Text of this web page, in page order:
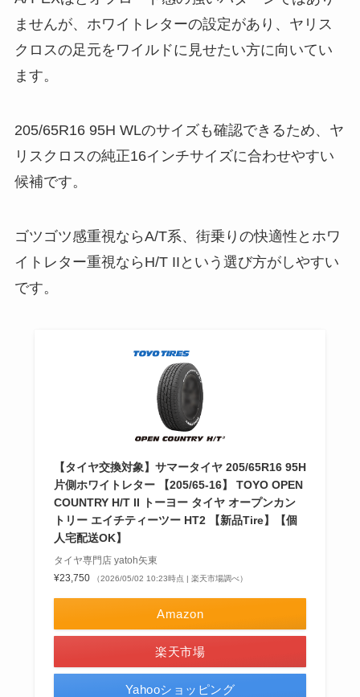
ませんが、ホワイトレターの設定があり、ヤリス
クロスの足元をワイルドに見せたい方に向いてい
ます。
205/65R16 95H WLのサイズも確認できるため、ヤ
リスクロスの純正16インチサイズに合わせやすい
候補です。
ゴツゴツ感重視ならA/T系、街乗りの快適性とホワ
イトレター重視ならH/T IIという選び方がしやすい
です。
【タイヤ交換対象】サマータイヤ 205/65R16 95H
片側ホワイトレター 【205/65-16】 TOYO OPEN
COUNTRY H/T II トーヨー タイヤ オープンカン
トリー エイチティーツー HT2 【新品Tire】【個
人宅配送OK】
タイヤ専門店 yatoh矢東
¥23,750
（2026/05/02 10:23時点 | 楽天市場調べ）
Amazon
楽天市場
Yahooショッピング